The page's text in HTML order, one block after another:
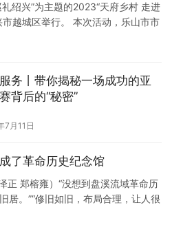
绍兴”为主题的2023“天府乡村 走进
越城区举行。 本次活动，乐山市市
家）携质优品良的各类农特产品到
优质特产。其中，赵鸭子…
务丨带你揭秘一场成功的亚
背后的“秘密”
7月11日
了革命历史纪念馆
正 郑榕雍）“没想到盘溪流域革命历
居。”“修旧如旧，布局合理，让人很